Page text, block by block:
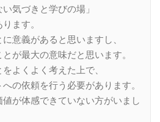
気づきと学びの場」
ます。
意義があると思いますし、
が最大の意味だと思います。
よくよく考えた上で、
の依頼を行う必要があります。
が体感できていない方がいまし